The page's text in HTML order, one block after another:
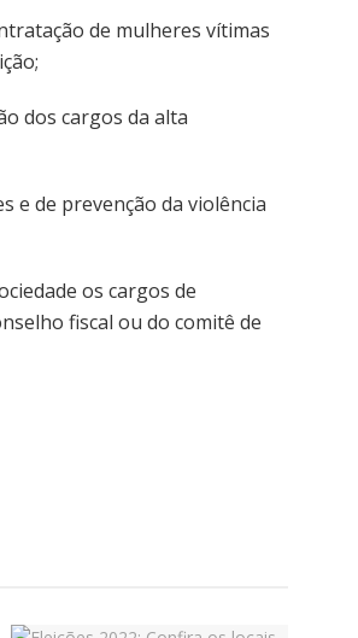
de mulheres vítimas
dos cargos da alta
e de prevenção da violência
os cargos de
fiscal ou do comitê de